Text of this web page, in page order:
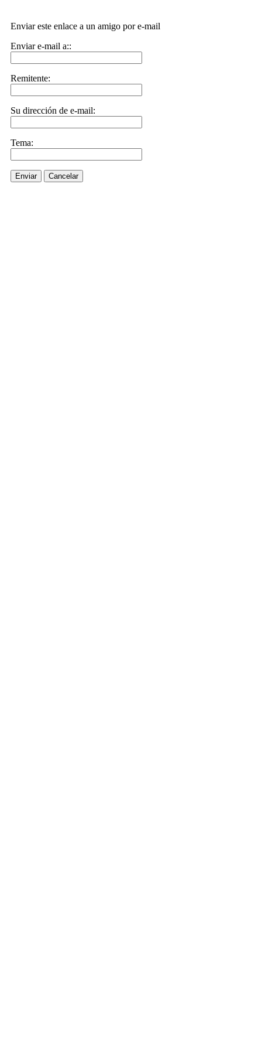
Enviar este enlace a un amigo por e-mail
Enviar e-mail a::
Remitente:
Su dirección de e-mail:
Tema:
Enviar Cancelar